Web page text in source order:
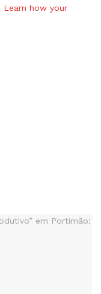
Learn how your